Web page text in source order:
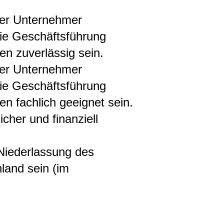
Unternehmer
Geschäftsführung
zuverlässig sein.
Unternehmer
Geschäftsführung
fachlich geeignet sein.
und finanziell
des
sein (im